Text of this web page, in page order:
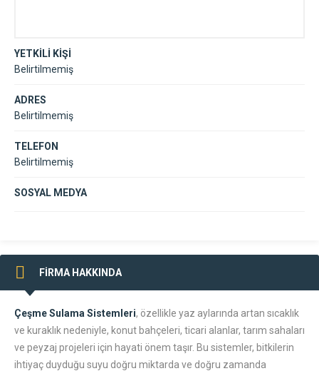
YETKİLİ KİŞİ
Belirtilmemiş
ADRES
Belirtilmemiş
TELEFON
Belirtilmemiş
SOSYAL MEDYA
FİRMA HAKKINDA
Çeşme Sulama Sistemleri, özellikle yaz aylarında artan sıcaklık
ve kuraklık nedeniyle, konut bahçeleri, ticari alanlar, tarım sahaları
ve peyzaj projeleri için hayati önem taşır. Bu sistemler, bitkilerin
ihtiyaç duyduğu suyu doğru miktarda ve doğru zamanda